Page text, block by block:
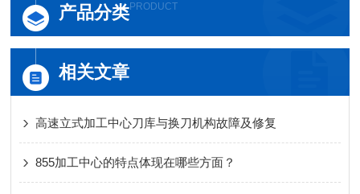
产品分类PRODUCT
相关文章
高速立式加工中心刀库与换刀机构故障及修复
855加工中心的特点体现在哪些方面？